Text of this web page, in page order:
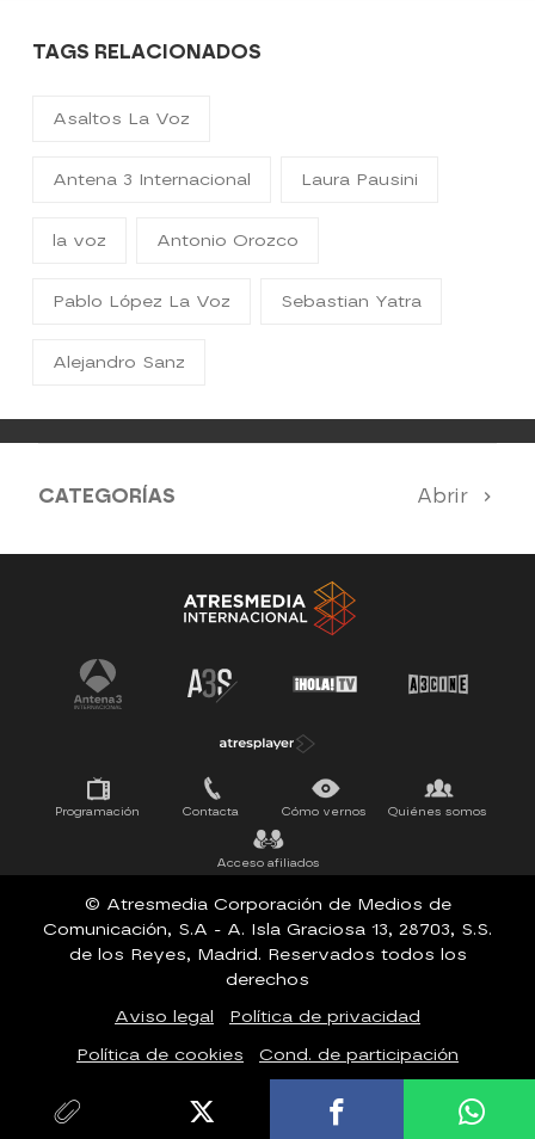
TAGS RELACIONADOS
Asaltos La Voz
Antena 3 Internacional Laura Pausini
la voz Antonio Orozco
Pablo López La Voz Sebastian Yatra
Alejandro Sanz
CATEGORÍAS Abrir
Antena 3 Noticias El Hormiguero
Tu cara me suena Pasapalabra
Programación Contacta Cómo vernos Quiénes somos
Acceso afiliados
© Atresmedia Corporación de Medios de
Comunicación, S.A - A. Isla Graciosa 13, 28703, S.S.
de los Reyes, Madrid. Reservados todos los
derechos
Aviso legal
Política de privacidad
Política de cookies
Cond. de participación
Accesibilidad